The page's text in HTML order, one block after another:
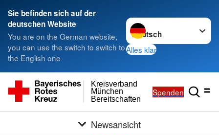
Sie befinden sich auf der
deutschen Website
You are on the German website,
you can use the switch to switch to
the English one
Sprache wechseln zu
Alles klar
Bereitschaften
München
Kreisverband
Spenden
Newsansicht